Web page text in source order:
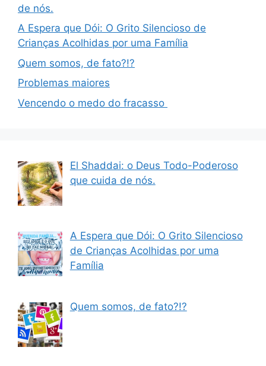
de nós.
A Espera que Dói: O Grito Silencioso de
Crianças Acolhidas por uma Família
Quem somos, de fato?!?
Problemas maiores
Vencendo o medo do fracasso
El Shaddai: o Deus Todo-Poderoso
que cuida de nós.
A Espera que Dói: O Grito Silencioso
de Crianças Acolhidas por uma
Família
Quem somos, de fato?!?